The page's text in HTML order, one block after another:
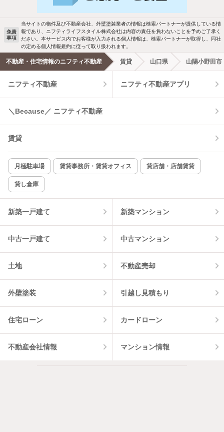
洗濯機置場あり 独立洗面台
エアコンあり 都市ガス
温水洗浄便座 オートロック
コンロ2口以上
新着のみ インターネット無料
該当件数:
2件
免責
事項
当サイトの物件及び不動産会社、外壁塗装業者の情報は検索パートナーが提供している情
報であり、ニフティライフスタイル株式会社は内容の責任を負わないことを予めご了承く
ださい。本サービス内でお客様が入力される個人情報は、検索パートナーが取得し、同社
の定める個人情報規約に従って取り扱われます。
不動産・住宅情報のニフティ不動産 賃貸 山口県 山陽小野田市
ニフティ不動産 ニフティ不動産アプリ
＼Because／ ニフティ不動産
賃貸
月極駐車場 賃貸事務所・賃貸オフィス 貸店舗・店舗賃貸
貸し倉庫
新築一戸建て 新築マンション
中古一戸建て 中古マンション
土地 不動産売却
外壁塗装 引越し見積もり
住宅ローン カードローン
不動産会社情報 マンション情報